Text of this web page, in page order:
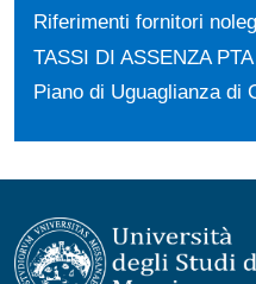
Riferimenti fornitori
TASSI DI ASSENZA PTA
Piano di Uguaglianza di